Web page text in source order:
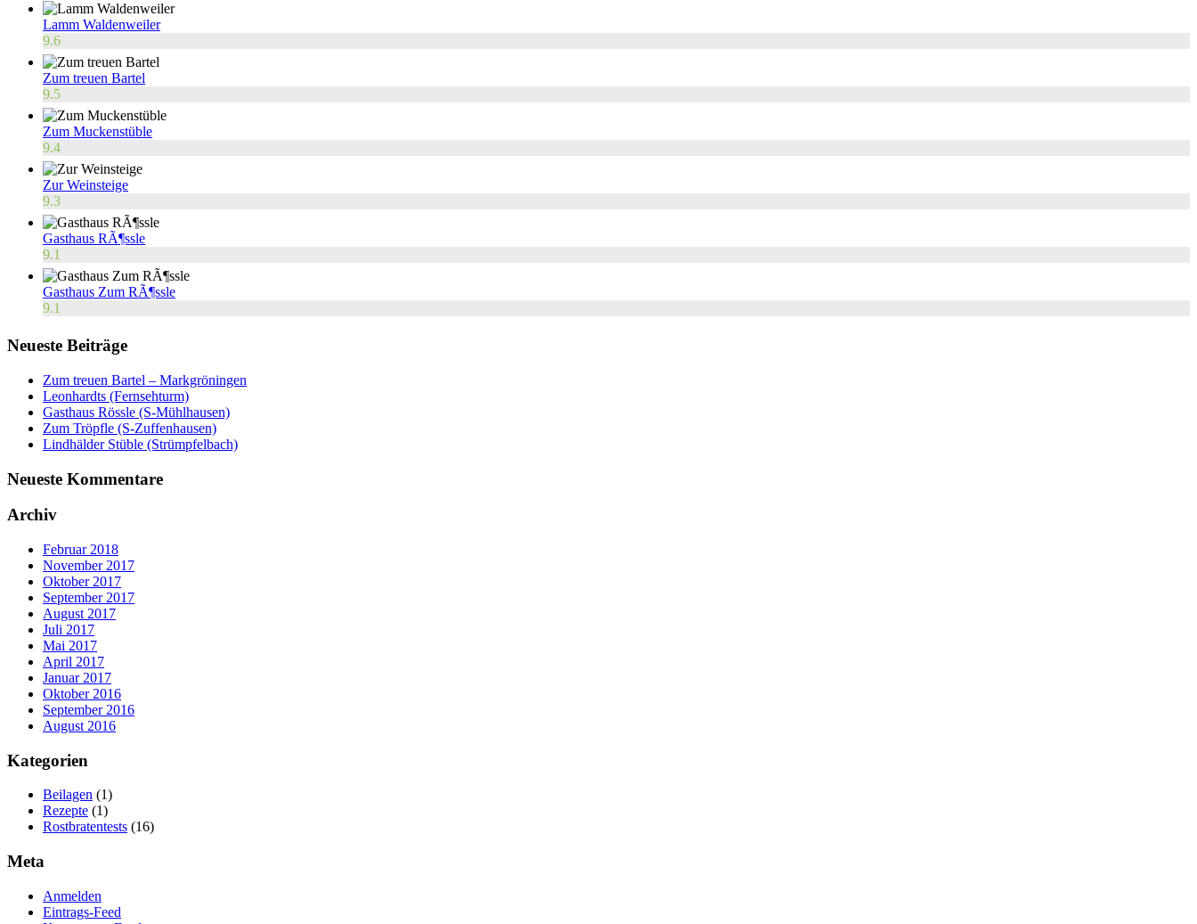
Lamm Waldenweiler
9.6
Zum treuen Bartel
9.5
Zum Muckenstüble
9.4
Zur Weinsteige
9.3
Gasthaus RÃ¶ssle
9.1
Gasthaus Zum RÃ¶ssle
9.1
Neueste Beiträge
Zum treuen Bartel – Markgröningen
Leonhardts (Fernsehturm)
Gasthaus Rössle (S-Mühlhausen)
Zum Tröpfle (S-Zuffenhausen)
Lindhälder Stüble (Strümpfelbach)
Neueste Kommentare
Archiv
Februar 2018
November 2017
Oktober 2017
September 2017
August 2017
Juli 2017
Mai 2017
April 2017
Januar 2017
Oktober 2016
September 2016
August 2016
Kategorien
Beilagen (1)
Rezepte (1)
Rostbratentests (16)
Meta
Anmelden
Eintrags-Feed